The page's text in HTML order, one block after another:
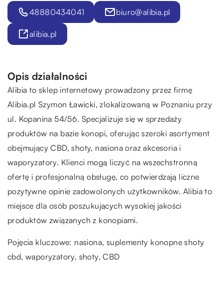
48880434041 biuro@alibia.pl
alibia.pl
Opis działalności
Alibia to sklep internetowy prowadzony przez firmę
Alibia.pl Szymon Ławicki, zlokalizowaną w Poznaniu przy
ul. Kopanina 54/56. Specjalizuje się w sprzedaży
produktów na bazie konopi, oferując szeroki asortyment
obejmujący CBD, shoty, nasiona oraz akcesoria i
waporyzatory. Klienci mogą liczyć na wszechstronną
ofertę i profesjonalną obsługę, co potwierdzają liczne
pozytywne opinie zadowolonych użytkowników. Alibia to
miejsce dla osób poszukujących wysokiej jakości
produktów związanych z konopiami.
Pojęcia kluczowe: nasiona, suplementy konopne shoty
cbd, waporyzatory, shoty, CBD